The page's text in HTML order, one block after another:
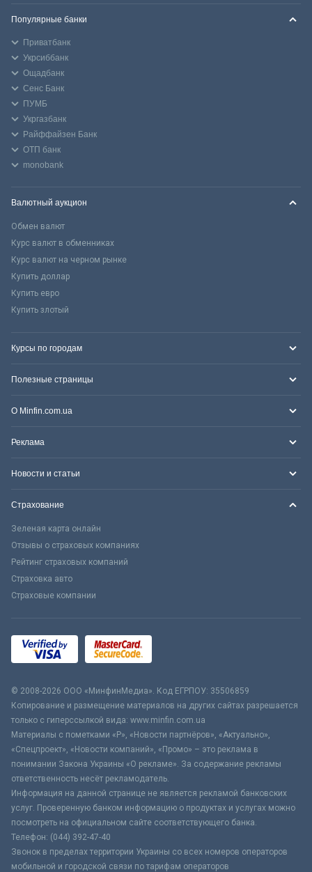
Популярные банки
Приватбанк
Укрсиббанк
Ощадбанк
Сенс Банк
ПУМБ
Укргазбанк
Райффайзен Банк
ОТП банк
monobank
Валютный аукцион
Обмен валют
Курс валют в обменниках
Курс валют на черном рынке
Купить доллар
Купить евро
Купить злотый
Курсы по городам
Полезные страницы
О Minfin.com.ua
Реклама
Новости и статьи
Страхование
Зеленая карта онлайн
Отзывы о страховых компаниях
Рейтинг страховых компаний
Страховка авто
Страховые компании
© 2008-2026 ООО «МинфинМедиа». Код ЕГРПОУ: 35506859
Копирование и размещение материалов на других сайтах разрешается
только с гиперссылкой вида: www.minfin.com.ua
Материалы с пометками «Р», «Новости партнёров», «Актуально»,
«Спецпроект», «Новости компаний», «Промо» – это реклама в
понимании Закона Украины «О рекламе». За содержание рекламы
ответственность несёт рекламодатель.
Информация на данной странице не является рекламой банковских
услуг. Проверенную банком информацию о продуктах и услугах можно
посмотреть на официальном сайте соответствующего банка.
Телефон: (044) 392-47-40
Звонок в пределах территории Украины со всех номеров операторов
мобильной и городской связи по тарифам операторов